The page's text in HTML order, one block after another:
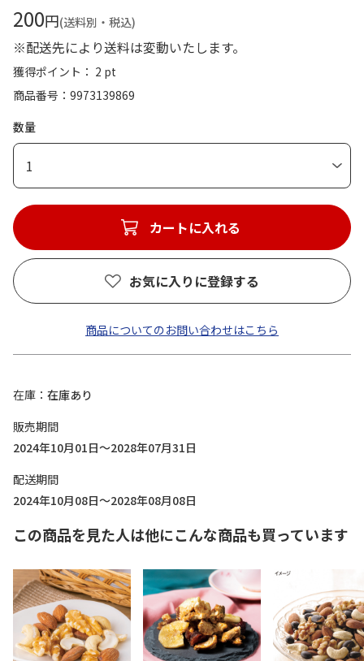
200円(送料別・税込)
※配送先により送料は変動いたします。
獲得ポイント： 2 pt
商品番号
9973139869
数量
1
カートに入れる
お気に入りに登録する
商品についてのお問い合わせはこちら
在庫
在庫あり
販売期間
2024年10月01日～2028年07月31日
配送期間
2024年10月08日～2028年08月08日
この商品を見た人は他にこんな商品も買っています